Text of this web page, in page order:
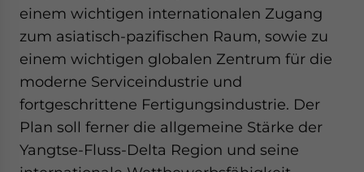
einem wichtigen internationalen Zugang
zum asiatisch-pazifischen Raum, sowie zu
einem wichtigen globalen Zentrum für die
moderne Serviceindustrie und
fortgeschrittene Fertigungsindustrie. Der
Plan soll ferner die allgemeine Stärke der
Yangtse-Fluss-Delta Region und seine